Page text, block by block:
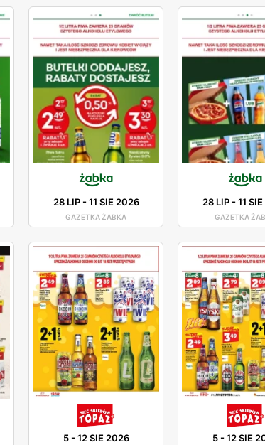
28 LIP-11 SIE 2026
GAZETKA ŻABKA
28 LIP-11
GAZETKA
5-12 SIE 2026 5-12 SIE